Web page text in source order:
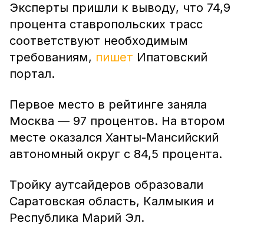
Эксперты пришли к выводу, что 74,9
процента ставропольских трасс
соответствуют необходимым
требованиям, пишет Ипатовский
портал.
Первое место в рейтинге заняла
Москва — 97 процентов. На втором
месте оказался Ханты-Мансийский
автономный округ с 84,5 процента.
Тройку аутсайдеров образовали
Саратовская область, Калмыкия и
Республика Марий Эл.